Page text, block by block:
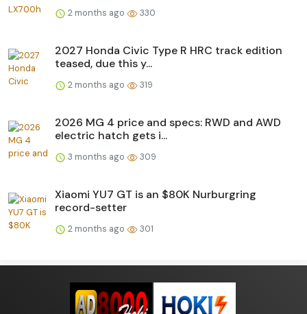
2 months ago 330
2027 Honda Civic Type R HRC track edition
teased, due this y...
2 months ago 319
2026 MG 4 price and specs: RWD and AWD
electric hatch gets i...
3 months ago 309
Xiaomi YU7 GT is an $80K Nurburgring
record-setter
2 months ago 301